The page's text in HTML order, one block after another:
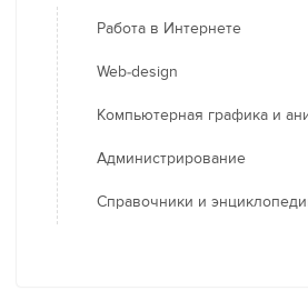
Работа в Интернете
Web-design
Компьютерная графика и
Администрирование
Справочники и